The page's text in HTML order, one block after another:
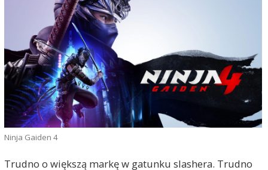
Ninja Gaiden 4
Trudno o większą markę w gatunku slashera. Trudno